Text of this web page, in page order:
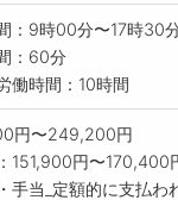
：9時00分〜17時30
：60分
働時間：10時間
円〜249,200円
151,900円〜170,400
手当_定額的に支払わ